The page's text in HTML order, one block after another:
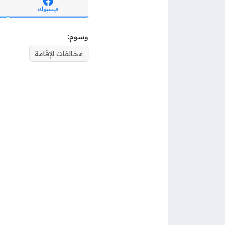
فيسبوك
وسوم:
مخالفات الإقامة